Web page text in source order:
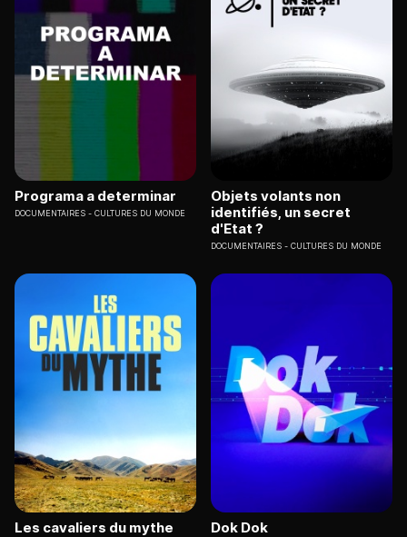
Programa a determinar
DOCUMENTAIRES CULTURES DU MONDE
Objets volants non
identifiés, un secret
d'Etat ?
DOCUMENTAIRES CULTURES DU MONDE
Les cavaliers du mythe Dok Dok